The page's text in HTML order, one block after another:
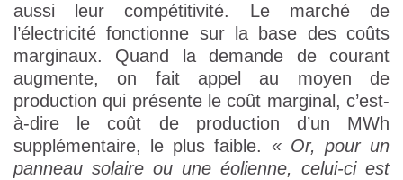
aussi leur compétitivité. Le marché de
l’électricité fonctionne sur la base des coûts
marginaux. Quand la demande de courant
augmente, on fait appel au moyen de
production qui présente le coût marginal, c’est-
à-dire le coût de production d’un MWh
supplémentaire, le plus faible. « Or, pour un
panneau solaire ou une éolienne, celui-ci est